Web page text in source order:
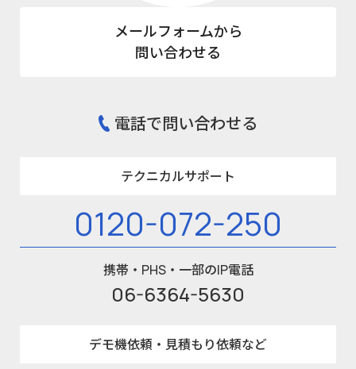
メールフォームから
問い合わせる
電話で問い合わせる
テクニカルサポート
0120-072-250
携帯・PHS・一部のIP電話
06-6364-5630
デモ機依頼・見積もり依頼など